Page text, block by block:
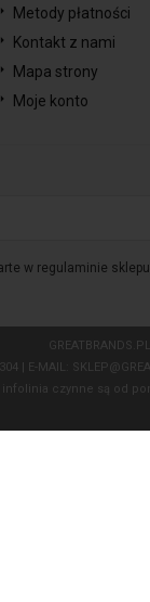
Metody płatności
Kontakt z nami
Mapa strony
Moje konto
w regulaminie
| E-MAIL:
czynne są od